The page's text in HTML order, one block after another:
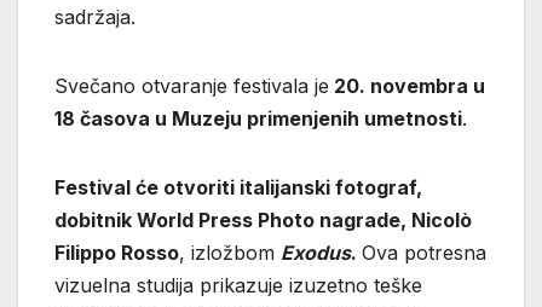
sadržaja.
Svečano otvaranje festivala je 20. novembra u
18 časova u Muzeju primenjenih umetnosti.
Festival će otvoriti italijanski fotograf,
dobitnik World Press Photo nagrade, Nicolò
Filippo Rosso, izložbom Exodus. Ova potresna
vizuelna studija prikazuje izuzetno teške